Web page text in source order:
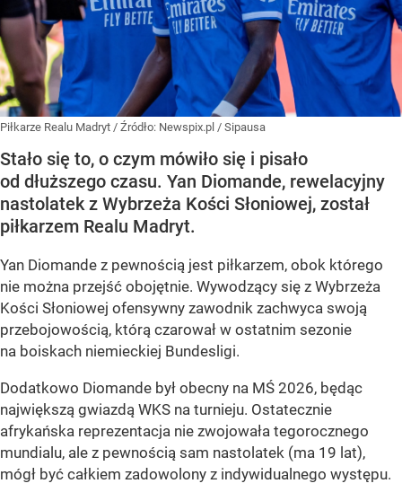
Piłkarze Realu Madryt / Źródło: Newspix.pl / Sipausa
Stało się to, o czym mówiło się i pisało
od dłuższego czasu. Yan Diomande, rewelacyjny
nastolatek z Wybrzeża Kości Słoniowej, został
piłkarzem Realu Madryt.
Yan Diomande z pewnością jest piłkarzem, obok którego
nie można przejść obojętnie. Wywodzący się z Wybrzeża
Kości Słoniowej ofensywny zawodnik zachwyca swoją
przebojowością, którą czarował w ostatnim sezonie
na boiskach niemieckiej Bundesligi.
Dodatkowo Diomande był obecny na MŚ 2026, będąc
największą gwiazdą WKS na turnieju. Ostatecznie
afrykańska reprezentacja nie zwojowała tegorocznego
mundialu, ale z pewnością sam nastolatek (ma 19 lat),
mógł być całkiem zadowolony z indywidualnego występu.